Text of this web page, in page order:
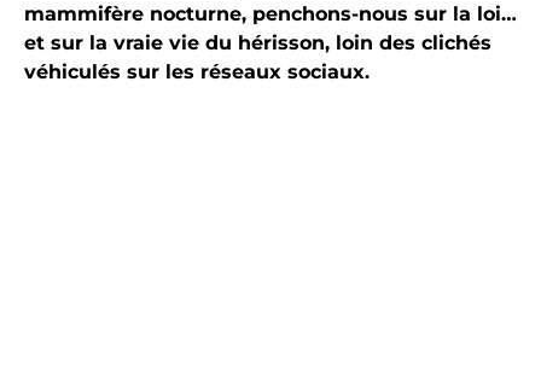
mammifère nocturne, penchons-nous sur la loi…
et sur la vraie vie du hérisson, loin des clichés
véhiculés sur les réseaux sociaux.